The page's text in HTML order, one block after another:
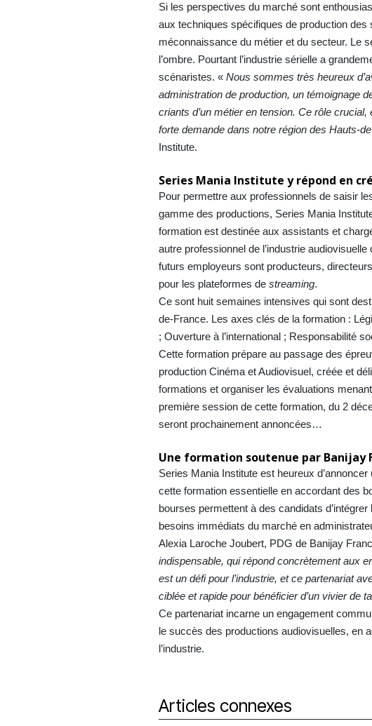
Si les perspectives du marché sont
aux techniques spécifiques de production
méconnaissance du métier et du secteur. Le
l’ombre. Pourtant l’industrie sérielle a
scénaristes. «Nous sommes très heureux
administration de production, un témoignage
criants d’un métier en tension. Ce rôle
forte demande dans notre région des Hauts-
Institute.
Series Mania Institute y répond en
Pour permettre aux professionnels de saisir
gamme des productions, Series Mania
formation est destinée aux assistants et
autre professionnel de l’industrie
futurs employeurs sont producteurs,
pour les plateformes destreaming.
Ce sont huit semaines intensives qui sont
de-France. Les axes clés de la formation :
; Ouverture à l’international ; Responsabilité
Cette formation prépare au passage des
production Cinéma et Audiovisuel, créée et
formations et organiser les évaluations
première session de cette formation, du 2
seront prochainement annoncées…
Une formation soutenue par Banijay
Series Mania Institute est heureux
cette formation essentielle en accordant des
bourses permettent à des candidats
besoins immédiats du marché en
Alexia Laroche Joubert, PDG de Banijay
indispensable, qui répond concrètement aux
est un défi pour l’industrie, et ce partenariat
ciblée et rapide pour bénéficier d’un vivier de
Ce partenariat incarne un engagement
le succès des productions audiovisuelles, en
l’industrie.
Articles connexes